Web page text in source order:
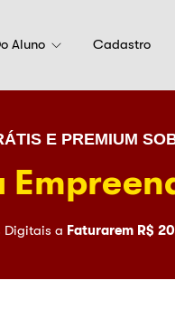
Aluno Cadastro
E PREMIUM
Digitais a Faturarem R$